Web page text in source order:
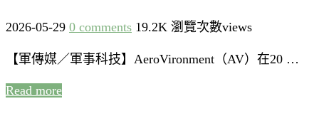
2026-05-29 0 comments 19.2K 瀏覽次數views
【軍傳媒／軍事科技】AeroVironment（AV）在20 …
Read more